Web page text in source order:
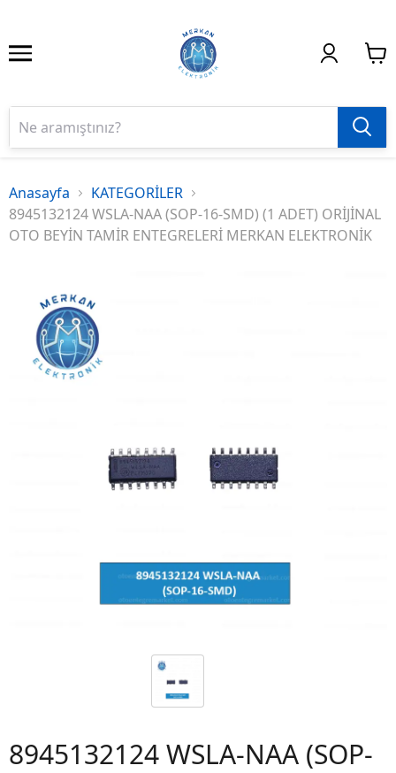
Anasayfa
KATEGORİLER
8945132124 WSLA-NAA (SOP-16-SMD) (1 ADET) ORİJİNAL
OTO BEYİN TAMİR ENTEGRELERİ MERKAN ELEKTRONİK
8945132124 WSLA-NAA (SOP-